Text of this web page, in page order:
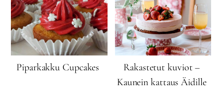
Piparkakku Cupcakes
Rakastetut kuviot –
Kaunein kattaus Äidille